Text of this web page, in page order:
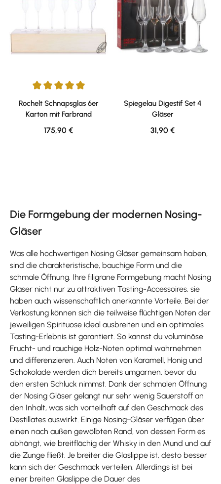
Durchschnittliche Bewertung von 5 von 5 Sternen
Rochelt Schnapsglas 6er
Karton mit Farbrand
Regulärer Preis:
175,90 €
Spiegelau Digestif Set 4
Gläser
Regulärer Preis:
31,90 €
Die Formgebung der modernen Nosing-
Gläser
Was alle hochwertigen Nosing Gläser gemeinsam haben,
sind die charakteristische, bauchige Form und die
schmale Öffnung. Ihre filigrane Formgebung macht Nosing
Gläser nicht nur zu attraktiven Tasting-Accessoires, sie
haben auch wissenschaftlich anerkannte Vorteile. Bei der
Verkostung können sich die teilweise flüchtigen Noten der
jeweiligen Spirituose ideal ausbreiten und ein optimales
Tasting-Erlebnis ist garantiert. So kannst du voluminöse
Frucht- und rauchige Holz-Noten optimal wahrnehmen
und differenzieren. Auch Noten von Karamell, Honig und
Schokolade werden dich bereits umgarnen, bevor du
den ersten Schluck nimmst. Dank der schmalen Öffnung
der Nosing Gläser gelangt nur sehr wenig Sauerstoff an
den Inhalt, was sich vorteilhaft auf den Geschmack des
Destillates auswirkt. Einige Nosing-Gläser verfügen über
einen nach außen gewölbten Rand, von dessen Form es
abhängt, wie breitflächig der Whisky in den Mund und auf
die Zunge fließt. Je breiter die Glaslippe ist, desto besser
kann sich der Geschmack verteilen. Allerdings ist bei
einer breiten Glaslippe die Dauer des